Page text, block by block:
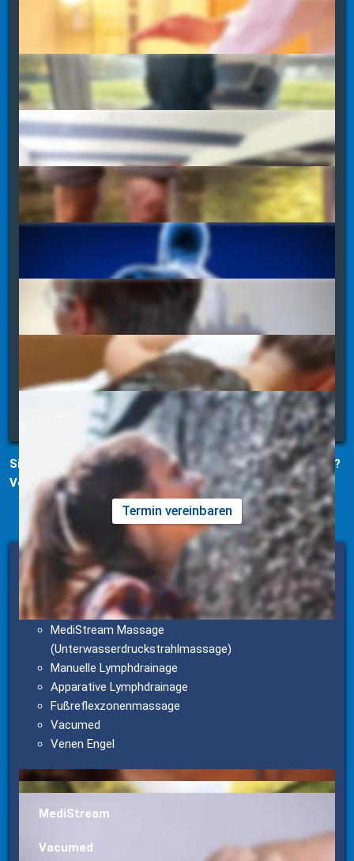
Massage / Lymphdrainage
mehr erfahren
Krankengymnastik
mehr erfahren
mehr erfahren
Kneippsche Güsse
mehr erfahren
Andullation
mehr erfahren
Elektrotherapie
mehr erfahren
Thermotherapie
mehr erfahren
Inhalation
mehr erfahren
Sie interessieren sich für unsere Therapiemöglichkeiten?
Vereinbaren Sie direkt einen Behandlungstermin:
Termin vereinbaren
Massage / Lymphdrainage
Klassische Massage
Bindegewebsmassage
MediStream Massage
(Unterwasserdruckstrahlmassage)
Manuelle Lymphdrainage
Apparative Lymphdrainage
Fußreflexzonenmassage
Vacumed
Venen Engel
MediStream
Vacumed